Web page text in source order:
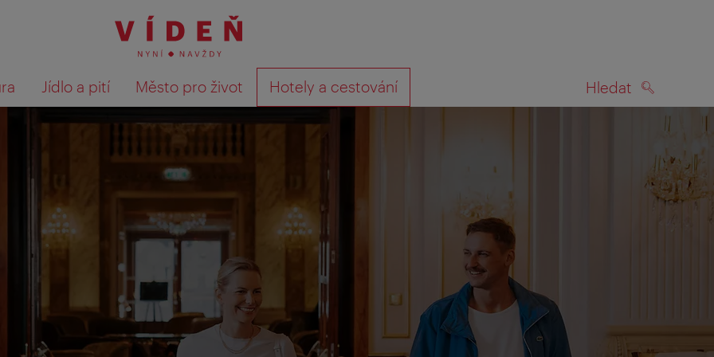
Jídlo a pití Město pro život Hotely a cestování Hledat
Výsledky hledání zobrazit na mapě
nevšední zážitky z dovolené!
názoru hostů. Po skončení svého pobytu budete e-mailem vyzváni k tomu, abyste se s námi podělili o svou